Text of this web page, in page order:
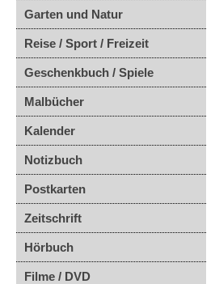
Garten und Natur
Reise / Sport / Freizeit
Geschenkbuch / Spiele
Malbücher
Kalender
Notizbuch
Postkarten
Zeitschrift
Hörbuch
Filme / DVD